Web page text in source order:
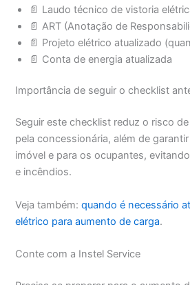
📄 Laudo técnico de vistoria
📄 ART (Anotação de
📄 Projeto elétrico atualizado
📄 Conta de energia atualizada
Importância de seguir o checklist
Seguir este checklist reduz o risco
pela concessionária, além de
imóvel e para os ocupantes,
e incêndios.
Veja também:quando é necessário
elétrico para aumento de carga.
Conte com a Instel Service